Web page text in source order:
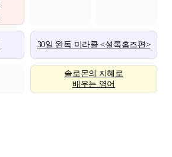
30일 완독 미라클 <셜록홈즈편>
솔로몬의 지혜로
배우는 영어